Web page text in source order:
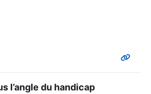
l’angle du handicap